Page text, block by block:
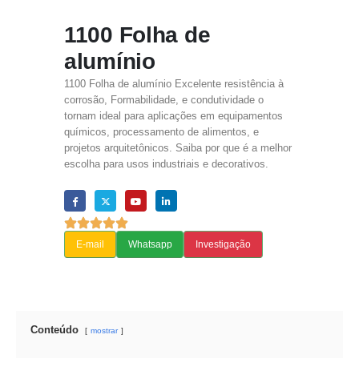
1100 Folha de
alumínio
1100 Folha de alumínio Excelente resistência à
corrosão, Formabilidade, e condutividade o
tornam ideal para aplicações em equipamentos
químicos, processamento de alimentos, e
projetos arquitetônicos. Saiba por que é a melhor
escolha para usos industriais e decorativos.
E-mail Whatsapp Investigação
Conteúdo mostrar